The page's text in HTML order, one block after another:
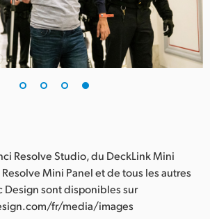
Resolve Studio, du DeckLink Mini
Mini Panel et de tous les autres
Design sont disponibles sur
fr/media/images